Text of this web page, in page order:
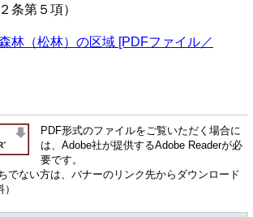
条第５項）
林（松林）の区域 [PDFファイル／
PDF形式のファイルをご覧いただく場合に
は、Adobe社が提供するAdobe Readerが必
要です。
でない方は、バナーのリンク先からダウンロード